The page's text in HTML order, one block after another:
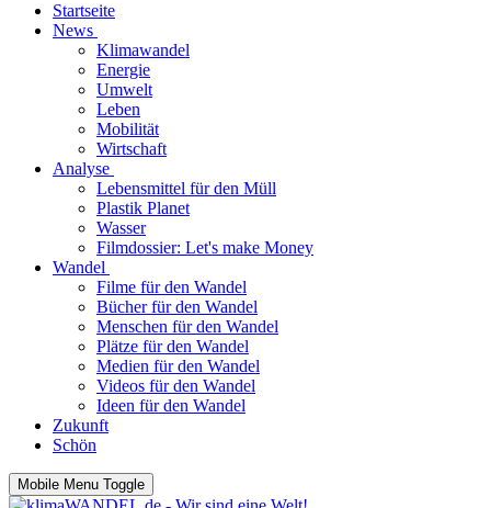
Startseite
News
Klimawandel
Energie
Umwelt
Leben
Mobilität
Wirtschaft
Analyse
Lebensmittel für den Müll
Plastik Planet
Wasser
Filmdossier: Let's make Money
Wandel
Filme für den Wandel
Bücher für den Wandel
Menschen für den Wandel
Plätze für den Wandel
Medien für den Wandel
Videos für den Wandel
Ideen für den Wandel
Zukunft
Schön
Mobile Menu Toggle